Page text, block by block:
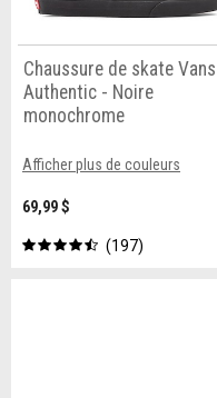
Chaussure de skate Vans
Authentic - Noire
monochrome
Afficher plus de couleurs
69,99 $
197